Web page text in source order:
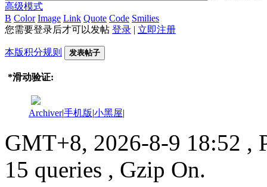
高级模式
B Color Image Link Quote Code Smilies
您需要登录后才可以发帖 登录 | 立即注册
本版积分规则 发表帖子
*滑动验证:
Archiver|手机版|小黑屋|
GMT+8, 2026-8-9 18:52 ,
15 queries , Gzip On.